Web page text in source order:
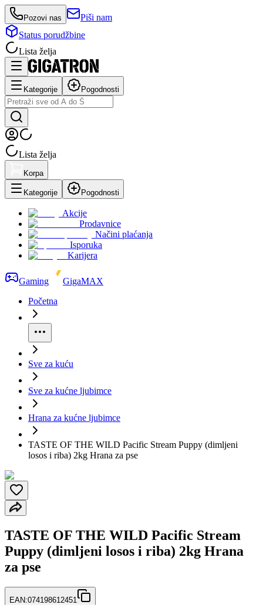
Pozovi nas
Piši nam
Status porudžbine
Lista želja
Kategorije Pogodnosti
Lista želja
Korpa
Kategorije Pogodnosti
Akcije
Prodavnice
Načini plaćanja
Isporuka
Karijera
Gaming
GigaMAX
Početna
Sve za kuću
Sve za kućne ljubimce
Hrana za kućne ljubimce
TASTE OF THE WILD Pacific Stream Puppy (dimljeni
losos i riba) 2kg Hrana za pse
TASTE OF THE WILD Pacific Stream
Puppy (dimljeni losos i riba) 2kg Hrana
za pse
EAN:074198612451